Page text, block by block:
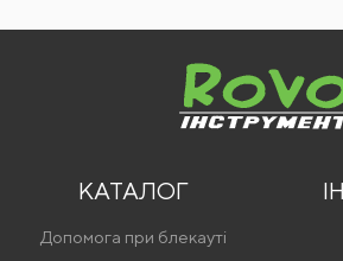
КАТАЛОГ
Допомога при блекауті